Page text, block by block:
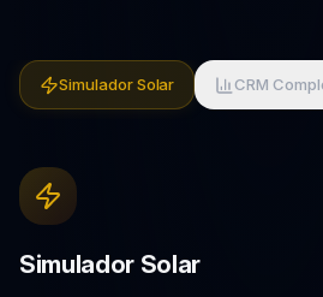
Simulador Solar CRM
Simulador Solar